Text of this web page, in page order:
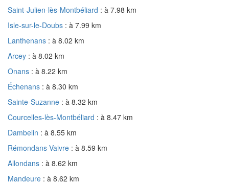
Saint-Julien-lès-Montbéliard : à 7.98 km
Isle-sur-le-Doubs : à 7.99 km
Lanthenans : à 8.02 km
Arcey : à 8.02 km
Onans : à 8.22 km
Échenans : à 8.30 km
Sainte-Suzanne : à 8.32 km
Courcelles-lès-Montbéliard : à 8.47 km
Dambelin : à 8.55 km
Rémondans-Vaivre : à 8.59 km
Allondans : à 8.62 km
Mandeure : à 8.62 km